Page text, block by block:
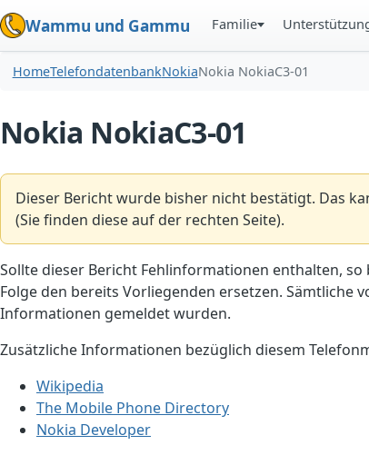
Wammu und Gammu Familie
HomeTelefondatenbankNokiaNokia NokiaC3-01
Nokia NokiaC3-01
Dieser Bericht wurde bisher nicht bestätigt. Das
(Sie finden diese auf der rechten Seite).
Sollte dieser Bericht Fehlinformationen enthalten, so
Folge den bereits Vorliegenden ersetzen.
Informationen gemeldet wurden.
Zusätzliche Informationen bezüglich diesem
Wikipedia
The Mobile Phone Directory
Nokia Developer